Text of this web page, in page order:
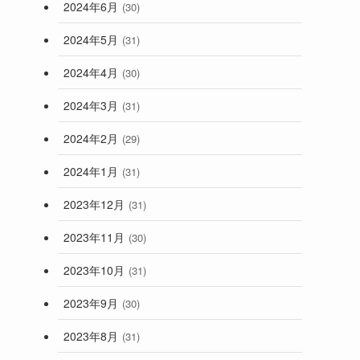
2024年6月 (30)
2024年5月 (31)
2024年4月 (30)
2024年3月 (31)
2024年2月 (29)
2024年1月 (31)
2023年12月 (31)
2023年11月 (30)
2023年10月 (31)
2023年9月 (30)
2023年8月 (31)